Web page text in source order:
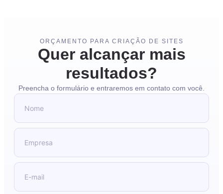
ORÇAMENTO PARA CRIAÇÃO DE SITES
Quer alcançar mais
resultados?
Preencha o formulário e entraremos em contato com você.